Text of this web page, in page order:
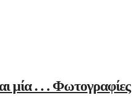
μία . . . Φωτογραφίες